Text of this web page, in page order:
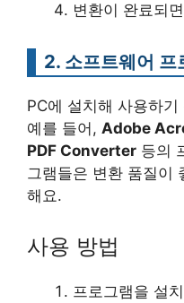
변환이 완료되
2. 소프트웨어 프
PC에 설치해 사용하
예를 들어, Adobe
PDF Converter 등의
그램들은 변환 품질이
해요.
사용 방법
프로그램을 설